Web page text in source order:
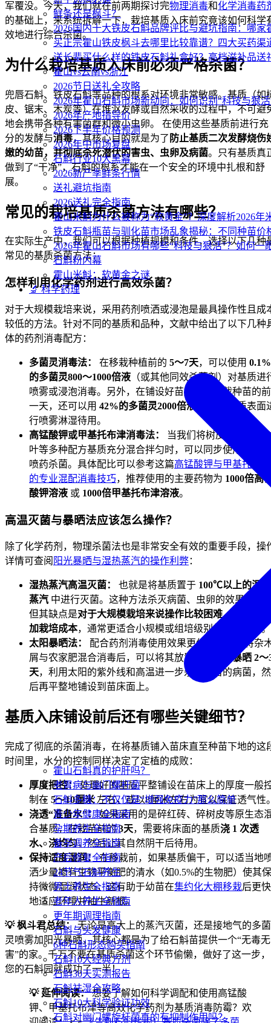
鲜条还是枫斗？
2026国内十大铁皮石斛品牌评比与避坑指南：哪家
买正宗霍山铁皮枫斗去哪里比较靠谱？四大买药渠
送长辈买什么样的铁皮石斛礼盒好？高档滋补品送
霍山vs云南vs浙江
2026节日送礼全攻略
2026年霍山石斛市场新动向：如何识别“科技与狠
2026年产地指导价
2026下半年价格预测
2026年中市场复盘
石斛行业10大黑幕
2026新产季鲜条行情
送礼避坑指南
2026送礼完全指南
霍山米斛为什么被称为“软黄金”？深度解析2026年
铁皮石斛瓶苗与驯化苗市场乱象揭秘：不同种苗价
2026年霍山石斛市场有哪些“科技与狠活”？如何一
石斛粉内幕
霍山米斛：软黄金之谜
🔬 科学药理
霍山石斛真的护肝吗？
老胃病与幽门螺杆菌
石斛多糖：不仅仅是“增强免疫力”那么简单
青少年健康全指南
孕期养生全指南
备孕调养全指南
产后修复全指南
24节气石斛养生
男士养生全指南
老年人养生全指南
更年期调理指南
石斛与头发健康
6种石斛形态购买指南
石斛10大经典方剂
石斛30天实测报告
石斛祛湿全攻略
石斛10大科学验证功效
石斛对幽门螺旋杆菌真的有抑制作用吗？
军覆没。今天，我们就在前两期探讨完物理消毒和化学消毒药
的基础上，来系统拆解一下，栽培基质入床前究竟该如何科学
效地进行综合杀菌。
为什么栽培基质入床前必须严格杀菌？
兜唇石斛、铁皮石斛等品种的根系对环境非常敏感。基质（如
皮、锯末、木炭等）在堆沤发酵或自然采收的过程中，不可避
地会携带各种有害菌群和微小虫卵。 在使用这些基质前进行充
分的发酵与消毒，其核心目的就是为了 防止基质二次发酵烧伤
嫩的幼苗，并彻底杀死潜伏的害虫、虫卵及病菌。只有基质真
做到了“干净”，石斛的根系才能在一个安全的环境中扎根和舒
展。
常见的栽培基质杀菌方法有哪些？
在实际生产中，我们可以根据种植规模和条件，选择以下几种
常见的基质杀菌方法：
怎样利用化学药剂进行高效杀菌？
对于大规模栽培来说，采用药剂喷洒或浸泡是最具操作性且成
较低的方法。针对不同的基质和品种，文献中给出了以下几种
体的药剂消毒配方：
多菌灵消毒法： 在移栽种植前的 5～7天，可以使用 0.1%
的多菌灵800～1000倍液 （或其他同效杀菌剂）对基质进
喷雾或浸泡消毒。另外，在铺设好苗床后、移栽种苗的前
一天，还可以用 42%的多菌灵2000倍液
兑水对基质表面
行喷雾淋湿待用。
高锰酸钾或甲基托布津消毒法：
当我们将树皮、碎砖和
叶等多种配方基质充分混合拌匀时，可以同步使用喷雾器
喷药杀菌。具体配比可以参考这篇高锰酸钾与甲基托布津
的专业混配消毒技巧，推荐使用的主要药物为 1000倍高
酸钾溶液 或 1000倍甲基托布津溶液。
高温灭菌与暴晒法应该怎么操作？
除了化学药剂，物理杀菌法也是非常安全有效的重要手段，操
详情可查阅 阳光暴晒与湿热蒸汽的操作利弊：
湿热蒸汽高温灭菌： 也就是将基质置于 100℃以上的湿热
蒸汽 中进行灭菌。这种方法杀灭病菌、虫卵的效果极好
但其缺点是对于大规模栽培来说操作比较困难，会大大增
加栽培成本，通常更适合小规模或组培级别的精细栽培。
太阳暴晒法：
配合药剂消毒使用效果更佳。例如，将杂
屑与农家肥混合消毒后，可以将其放置在阳光下
暴晒 2～
天，利用太阳的紫外线和高温进一步杀灭残留的病菌，然
后再平整地铺设到苗床面上。
基质入床铺设前后还有哪些关键细节？
完成了彻底的杀菌消毒，在将基质铺入苗床直至种苗下地的这
时间里，水分的控制同样决定了定植的成败：
厚度把控：处理好的基质平整铺设在苗床上的厚度一般
制在 5～10厘米左右，或以8厘米左右为宜以保证透气性
浇透“准备水”：如果采用的是碎红砖、碎树皮等原生态
合基质，在栽苗前的3天，需要将床面的基质浇 1 次透
水、浇均匀，然后让其自然阴干后待用。
保持适度湿润：在移栽前，如果基质偏干，可以适当地
洒少量掺有生物平衡肥的清水（如0.5%的生物肥）使其保
持微微湿润状态，这有助于幼苗在集约化大棚移栽后更快
地适应环境并抽生新根。
💡 枫斗君总结：无论是高大上的蒸汽灭菌，还是接地气的多菌
灵喷雾加阳光暴晒，其核心都是为了给石斛苗提供一个“无毒无
害”的家。千万不要在基质杀菌这个环节偷懒，做好了这一步，
您的石斛园就成功了一半！
💡 延伸阅读：想要了解如何科学调配和使用高锰酸
钾、甲基托布津等高效化学药剂为基质消毒防霉？欢